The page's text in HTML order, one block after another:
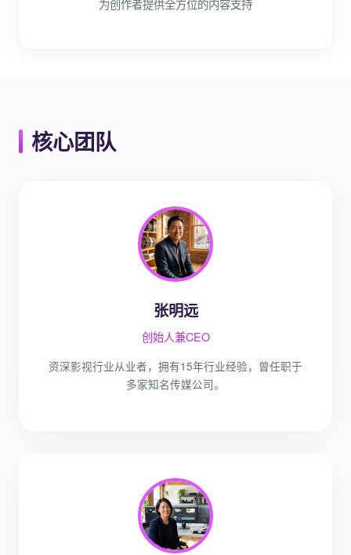
为创作者提供全方位的内容支持
核心团队
张明远
创始人兼CEO
资深影视行业从业者，拥有15年行业经验，曾任职于
多家知名传媒公司。